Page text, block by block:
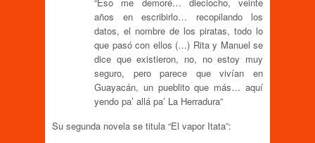
“Eso me demoré… dieciocho, veinte
años en escribirlo… recopilando los
datos, el nombre de los piratas, todo lo
que pasó con ellos (…) Rita y Manuel se
dice que existieron, no, no estoy muy
seguro, pero parece que vivían en
Guayacán, un pueblito que más… aquí
yendo pa’ allá pa’ La Herradura”
Su segunda novela se titula “El vapor Itata”: